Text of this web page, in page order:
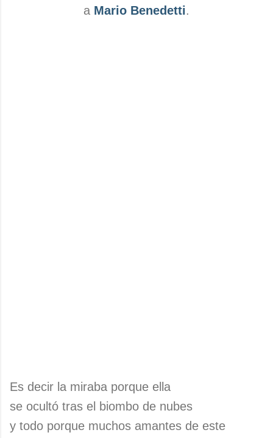
a Mario Benedetti.
Es decir la miraba porque ella
se ocultó tras el biombo de nubes
y todo porque muchos amantes de este